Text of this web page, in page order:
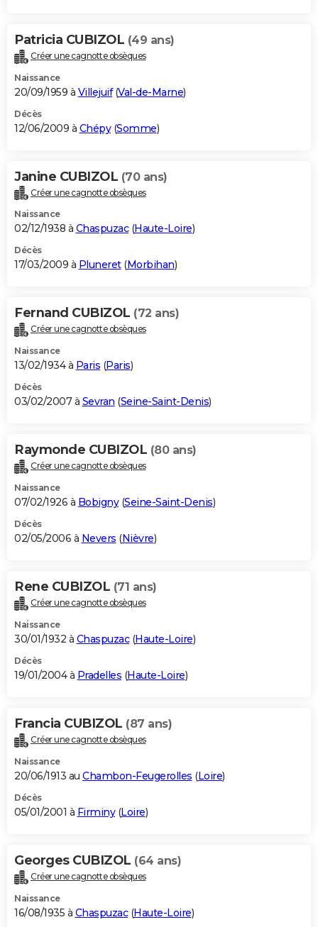
Patricia CUBIZOL (49 ans)
Créer une cagnotte obsèques
Naissance
20/09/1959 à Villejuif(Val-de-Marne)
Décès
12/06/2009 à Chépy(Somme)
Janine CUBIZOL (70 ans)
Créer une cagnotte obsèques
Naissance
02/12/1938 à Chaspuzac(Haute-Loire)
Décès
17/03/2009 à Pluneret(Morbihan)
Fernand CUBIZOL (72 ans)
Créer une cagnotte obsèques
Naissance
13/02/1934 à Paris (Paris)
Décès
03/02/2007 à Sevran (Seine-Saint-Denis)
Raymonde CUBIZOL (80 ans)
Créer une cagnotte obsèques
Naissance
07/02/1926 à Bobigny(Seine-Saint-Denis)
Décès
02/05/2006 à Nevers (Nièvre)
Rene CUBIZOL (71 ans)
Créer une cagnotte obsèques
Naissance
30/01/1932 à Chaspuzac(Haute-Loire)
Décès
19/01/2004 à Pradelles (Haute-Loire)
Francia CUBIZOL (87 ans)
Créer une cagnotte obsèques
Naissance
20/06/1913 au Chambon-Feugerolles (Loire)
Décès
05/01/2001 à Firminy(Loire)
Georges CUBIZOL (64 ans)
Créer une cagnotte obsèques
Naissance
16/08/1935 à Chaspuzac(Haute-Loire)